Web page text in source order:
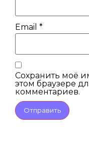
Email *
Сохранить моё
этом браузере
комментариев.